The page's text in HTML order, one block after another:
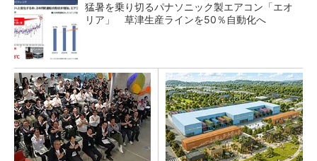
猛暑を乗り切るパナソニック製エアコン「エオ
リア」 草津生産ラインを50％自動化へ